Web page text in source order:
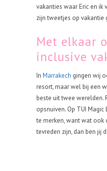
vakanties waar Eric en
zijn tweetjes op vakantie
Met elkaar
inclusive
In Marrakech gingen wij
resort, maar wel bij een
beste uit twee werelden.
opsnuiven. Op TUI
te merken, want wat ook
tevreden zijn, dan ben jij